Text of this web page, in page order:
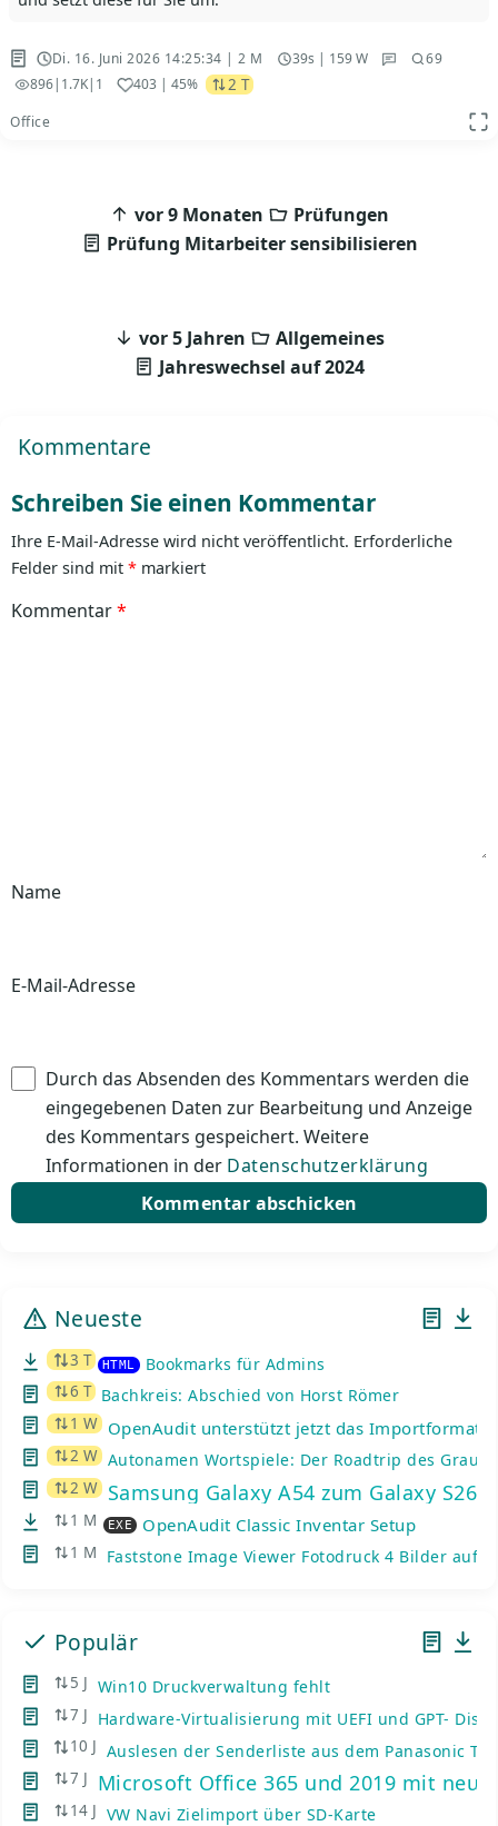
Di. 16. Juni 2026 14:25:34 | 2 M 39s | 159 W
69
896| 1.7K| 1 403| 45% 2 T
Office
vor 9 Monaten
Prüfungen
Prüfung Mitarbeiter sensibilisieren
vor 5 Jahren
Allgemeines
Jahreswechsel auf 2024
Kommentare
Schreiben Sie einen Kommentar
Ihre E-Mail-Adresse wird nicht veröffentlicht. Erforderliche
Felder sind mit * markiert
Kommentar*
Name
E-Mail-Adresse
Durch das Absenden des Kommentars werden die
eingegebenen Daten zur Bearbeitung und Anzeige
des Kommentars gespeichert. Weitere
Informationen in der Datenschutzerklärung
Neueste
3 T HTML Bookmarks für Admins
6 T Bachkreis: Abschied von Horst Römer
1 W OpenAudit unterstützt jetzt das Importformat
2 W Autonamen Wortspiele: Der Roadtrip des
2 W Samsung Galaxy A54 zum Galaxy
1 M EXE OpenAudit Classic Inventar Setup
1 M Faststone Image Viewer Fotodruck 4 Bilder auf
Populär
5 J Win10 Druckverwaltung fehlt
7 J Hardware-Virtualisierung mit UEFI und GPT- Disks
10 J Auslesen der Senderliste aus dem Panasonic TV
7 J Microsoft Office 365 und 2019 mit
14 J VW Navi Zielimport über SD-Karte